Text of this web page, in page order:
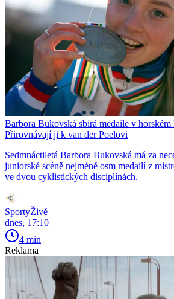
Barbora Bukovská sbírá medaile v
Přirovnávají ji k van der Poelovi
Sedmnáctiletá Barbora Bukovská má za
juniorské scéně nejméně osm medailí z
ve dvou cyklistických disciplínách.
SportyŽivě
dnes, 17:10
4 min
Reklama